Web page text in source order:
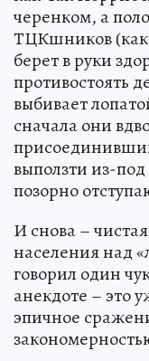
черенком, а
ТЦКшников (как
берет в руки
противостоять
выбивает
сначала они
выползти из-
позорно
И снова –
населения над
говорил один
анекдоте – это
эпичное